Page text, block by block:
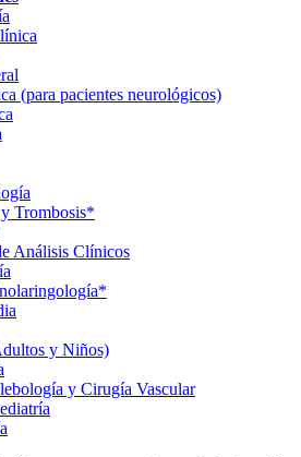
(para pacientes neurológicos)
Trombosis*
Análisis Clínicos
y Niños)
y Cirugía Vascular